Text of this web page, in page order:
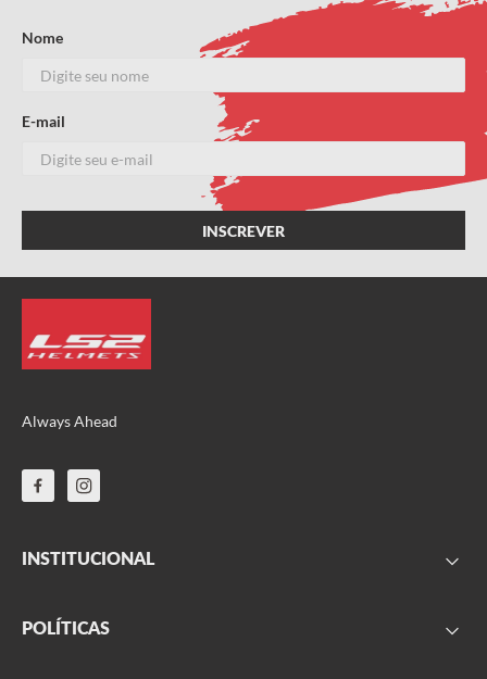
Nome
E-mail
Always Ahead
INSTITUCIONAL
Sobre nós
POLÍTICAS